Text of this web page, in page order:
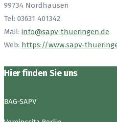
99734 Nordhausen
Tel: 03631 401342
Mail: info@sapv-thueringen.de
Web: https://www.sapv-
Hier finden Sie uns
BAG-SAPV